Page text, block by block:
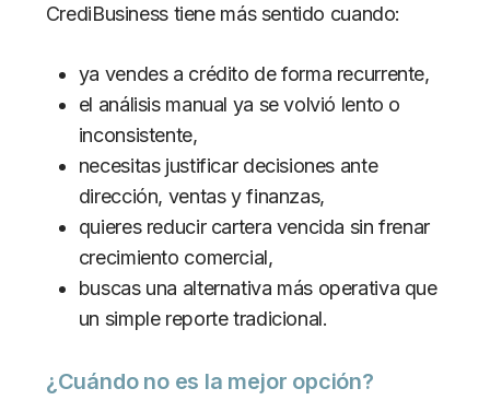
CrediBusiness tiene más sentido cuando:
ya vendes a crédito de forma recurrente,
el análisis manual ya se volvió lento o
inconsistente,
necesitas justificar decisiones ante
dirección, ventas y finanzas,
quieres reducir cartera vencida sin frenar
crecimiento comercial,
buscas una alternativa más operativa que
un simple reporte tradicional.
¿Cuándo no es la mejor opción?